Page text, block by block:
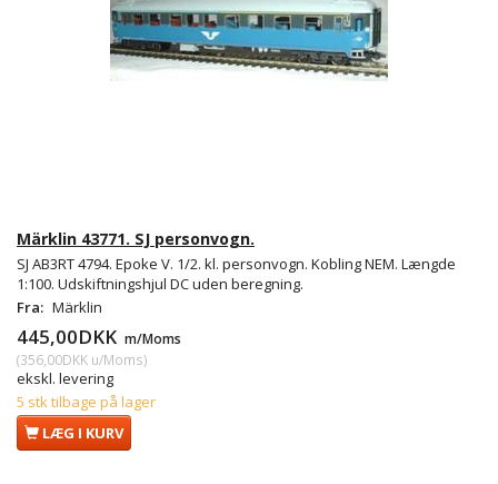
Märklin 43771. SJ personvogn.
SJ AB3RT 4794. Epoke V. 1/2. kl. personvogn. Kobling NEM. Længde
1:100. Udskiftningshjul DC uden beregning.
Fra: Märklin
445,00DKK m/Moms
(356,00DKK u/Moms)
ekskl. levering
5 stk tilbage på lager
LÆG I KURV